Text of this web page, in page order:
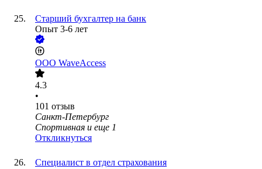
Старший бухгалтер на банк
Опыт 3-6 лет
ООО WaveAccess
4.3
•
101 отзыв
Санкт-Петербург
Спортивная и еще 1
Откликнуться
Специалист в отдел страхования